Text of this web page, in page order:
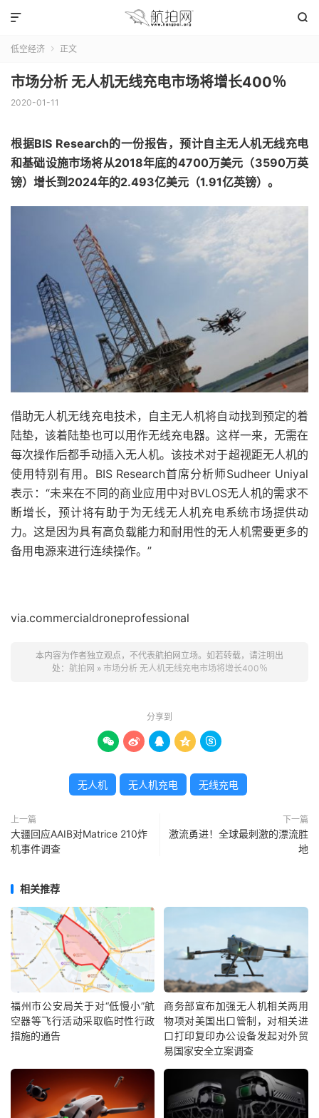


低空经济  正文
市场分析 无人机无线充电市场将增长400％
2020-01-11
根据BIS Research的一份报告，预计自主无人机无线充电
和基础设施市场将从2018年底的4700万美元（3590万英
镑）增长到2024年的2.493亿美元（1.91亿英镑）。
借助无人机无线充电技术，自主无人机将自动找到预定的着
陆垫，该着陆垫也可以用作无线充电器。这样一来，无需在
每次操作后都手动插入无人机。该技术对于超视距无人机的
使用特别有用。 BIS Research首席分析师Sudheer Uniyal
表示：“未来在不同的商业应用中对BVLOS无人机的需求不
断增长，预计将有助于为无线无人机充电系统市场提供动
力。这是因为具有高负载能力和耐用性的无人机需要更多的
备用电源来进行连续操作。”
via.commercialdroneprofessional
本内容为作者独立观点，不代表航拍网立场。如若转载，请注明出
处： 航拍网 » 市场分析 无人机无线充电市场将增长400％
分享到
    
无人机 无人机充电 无线充电
上一篇
大疆回应AAIB对Matrice 210炸
机事件调查
下一篇
激流勇进！全球最刺激的漂流胜
地
相关推荐
福州市公安局关于对“低慢小”航
空器等飞行活动采取临时性行政
措施的通告
商务部宣布加强无人机相关两用
物项对美国出口管制，对相关进
口打印复印办公设备发起对外贸
易国家安全立案调查